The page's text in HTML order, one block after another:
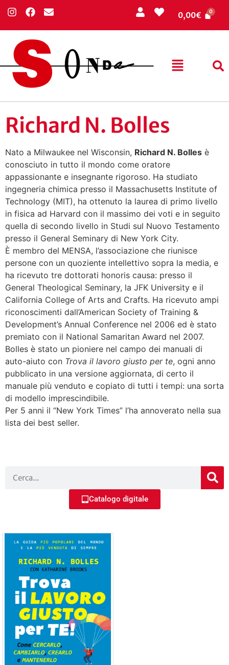
0,00€
Richard N. Bolles
Nato a Milwaukee nel Wisconsin, Richard N. Bolles è
conosciuto in tutto il mondo come oratore
appassionante e insegnante rigoroso. Ha studiato
ingegneria chimica presso il Massachusetts Institute of
Technology (MIT), ha ottenuto la laurea di primo livello
in fisica ad Harvard con il massimo dei voti e in seguito
quella di secondo livello in Studi sul Nuovo Testamento
presso il General Seminary di New York City.
È membro del MENSA, l’associazione che riunisce
persone con un quoziente intellettivo sopra la media, e
ha ricevuto tre dottorati honoris causa: presso il
General Theological Seminary, la JFK University e il
California College of Arts and Crafts. Ha ricevuto ampi
riconoscimenti dall’American Society of Training &
Development’s Annual Conference nel 2006 ed è stato
premiato con il National Samaritan Award nel 2007.
Bolles è stato un pioniere nel campo dei manuali di
auto-aiuto con Trova il lavoro giusto per te, ogni anno
pubblicato in una versione aggiornata, di certo il
manuale più venduto e copiato di tutti i tempi: una sorta
di modello imprescindibile.
Per 5 anni il “New York Times” l’ha annoverato nella sua
lista dei best seller.
Catalogo digitale